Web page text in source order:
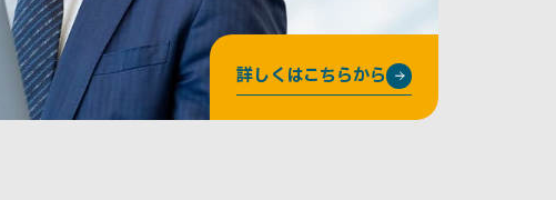
詳しくはこちらから